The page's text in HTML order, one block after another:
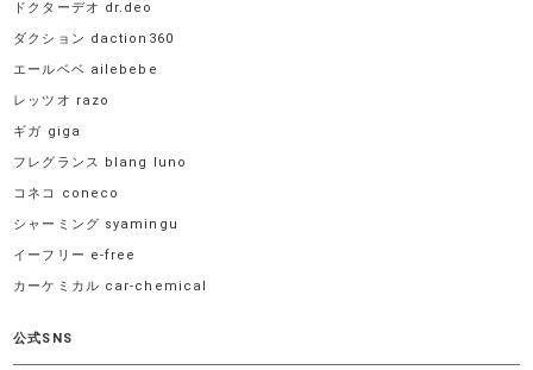
ドクターデオ dr.deo
ダクション daction360
エールベベ ailebebe
レッツオ razo
ギガ giga
フレグランス blang luno
コネコ coneco
シャーミング syamingu
イーフリー e-free
カーケミカル car-chemical
公式SNS